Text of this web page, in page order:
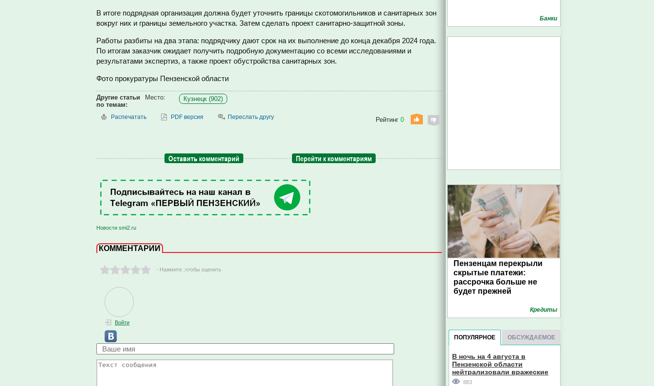
В итоге подрядная организация должна будет уточнить границы скотомогильников и санитарных зон
вокруг них и границы земельного участка. Затем сделать проект санитарно-защитной зоны.
Работы разбиты на два этапа: подрядчику дают срок на их выполнение до конца декабря 2024 года.
По итогам заказчик ожидает получить подробную документацию со всеми исследованиями и
результатами экспертиз, а также проект обустройства санитарных зон.
Фото прокуратуры Пензенской области
Другие статьи
по темам:
Место: Кузнецк (902)
Распечатать PDF версия Переслать другу Рейтинг 0
Оставить комментарий Перейти к комментариям
Новости smi2.ru
КОММЕНТАРИИ
- Нажмите ,чтобы оценить
Войти
Банки
Пензенцам перекрыли
скрытые платежи:
рассрочка больше не
будет прежней
Кредиты
ПОПУЛЯРНОЕ ОБСУЖДАЕМОЕ
В ночь на 4 августа в
Пензенской области
нейтрализовали вражеские
дроны
883